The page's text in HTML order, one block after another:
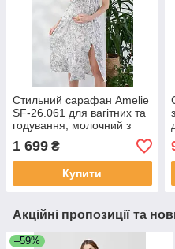
Стильний сарафан Amelie
SF-26.061 для вагітних та
годування, молочний з
чорним принтом
1 699 ₴
Купити
Акційні пропозиції та
–59%